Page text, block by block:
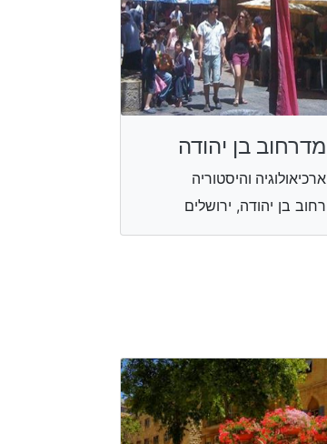
מדרחוב בן יהודה
ארכיאולוגיה והיסטוריה
רחוב בן יהודה, ירושלים